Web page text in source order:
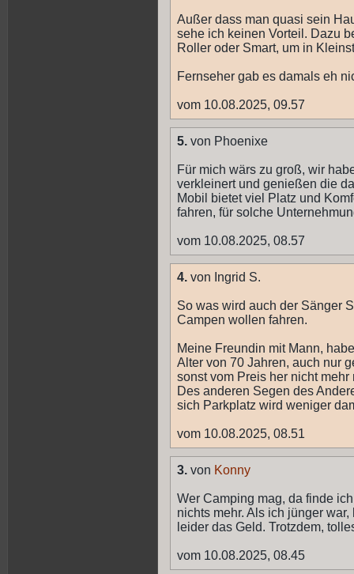
Außer dass man quasi sein
sehe ich keinen Vorteil. Dazu
Roller oder Smart, um in
Fernseher gab es damals eh
vom 10.08.2025, 09.57
5. von Phoenixe
Für mich wärs zu groß, wir
verkleinert und genießen die
Mobil bietet viel Platz und
fahren, für solche
vom 10.08.2025, 08.57
4. von Ingrid S.
So was wird auch der Sänger
Campen wollen fahren.
Meine Freundin mit Mann,
Alter von 70 Jahren, auch nur
sonst vom Preis her nicht
Des anderen Segen des
sich Parkplatz wird weniger
vom 10.08.2025, 08.51
3. von Konny
Wer Camping mag, da finde
nichts mehr. Als ich jünger
leider das Geld. Trotzdem,
vom 10.08.2025, 08.45